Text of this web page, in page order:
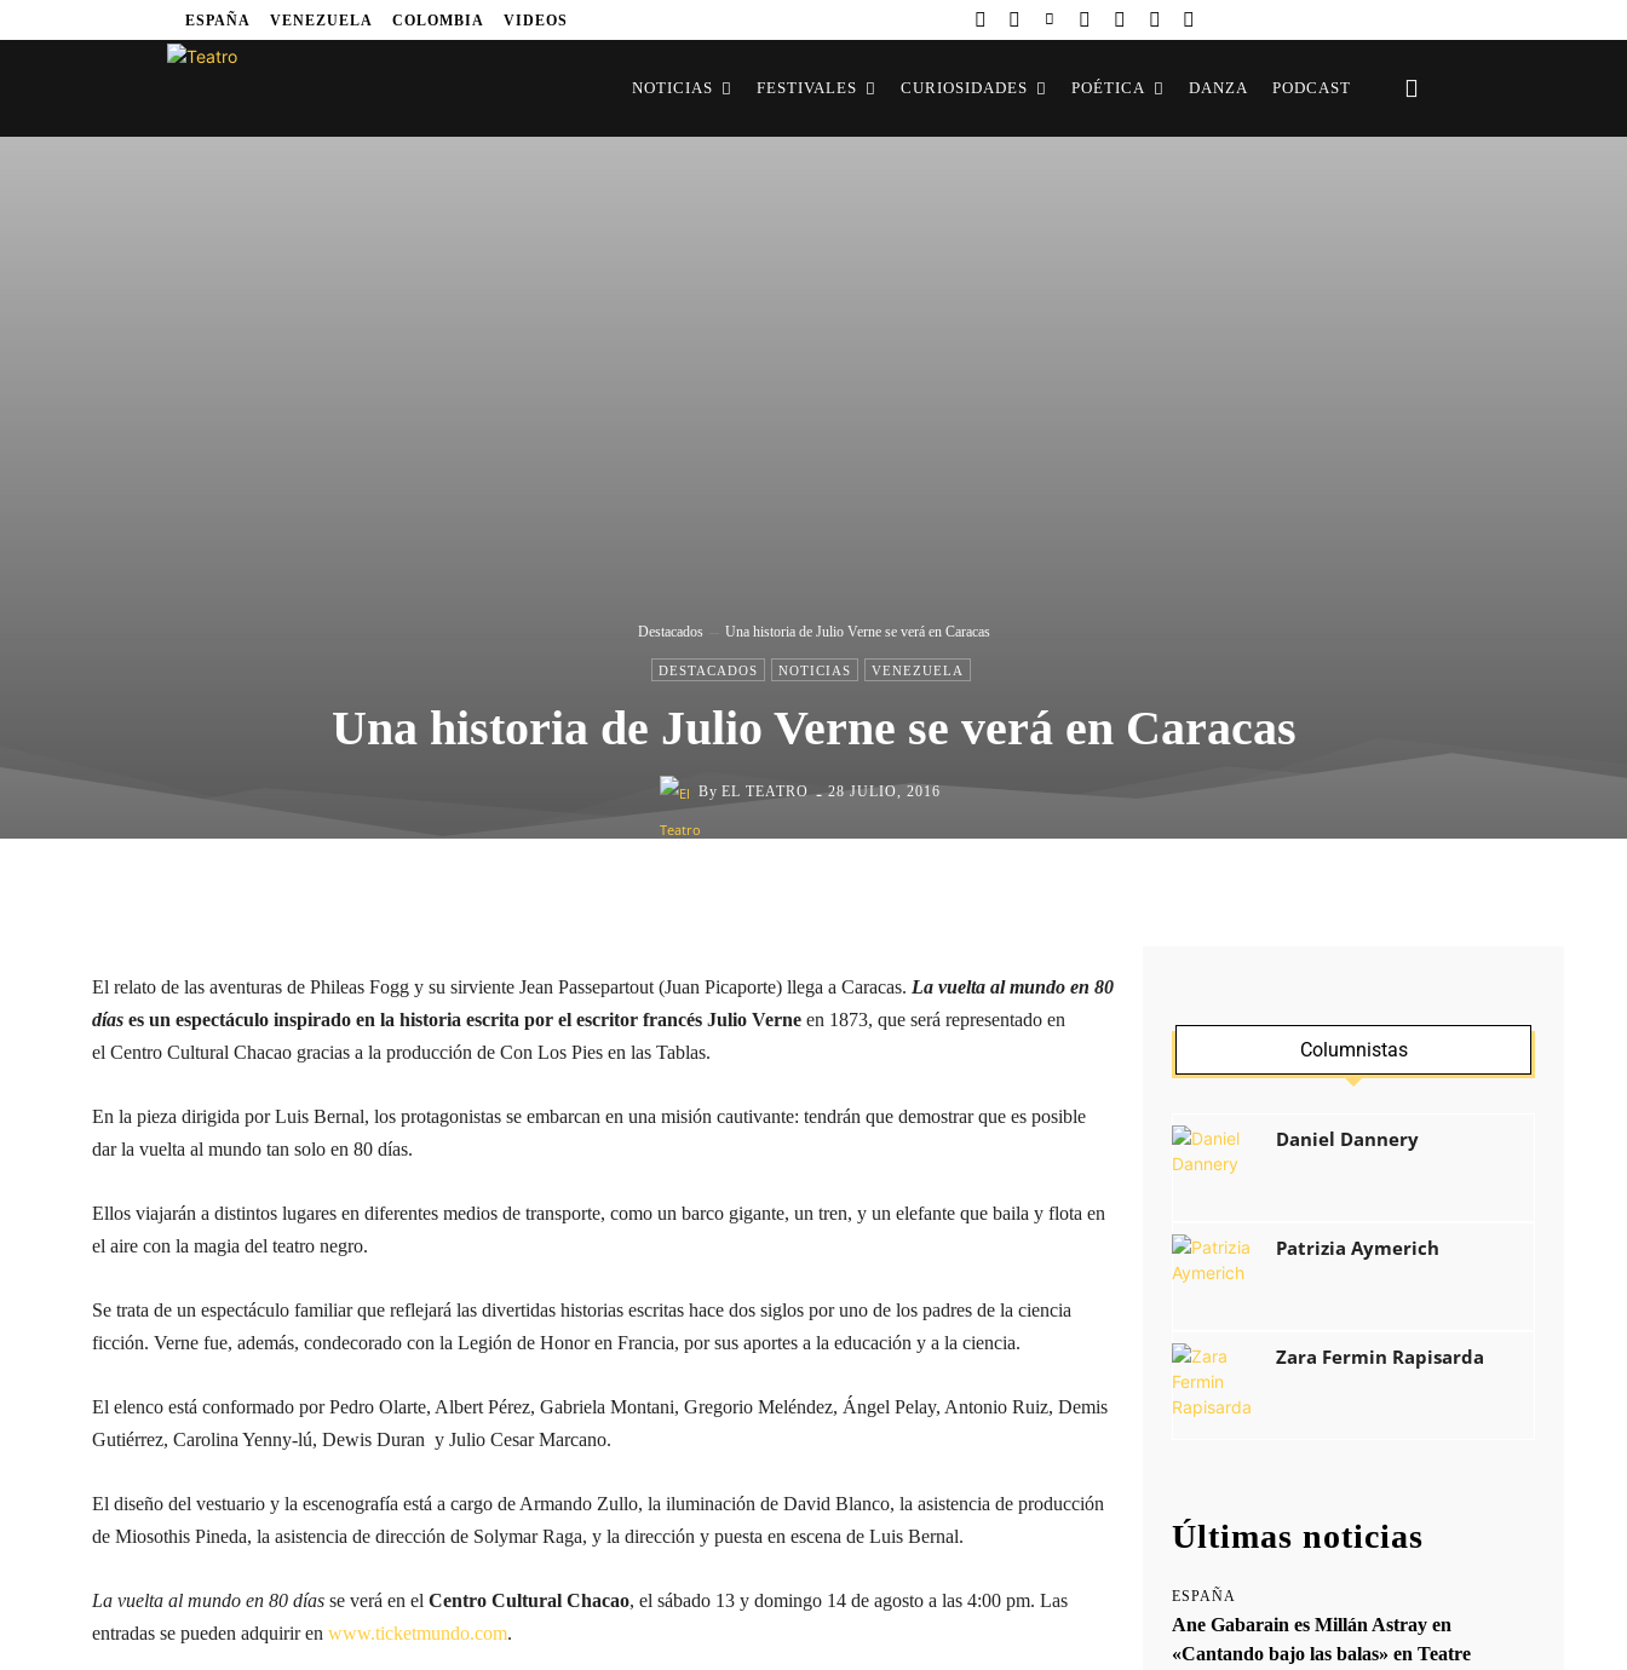
ESPAÑA VENEZUELA COLOMBIA VIDEOS
NOTICIAS FESTIVALES CURIOSIDADES POÉTICA DANZA PODCAST
Destacados Una historia de Julio Verne se verá en Caracas
DESTACADOS NOTICIAS VENEZUELA
Una historia de Julio Verne se verá en Caracas
By EL TEATRO - 28 JULIO, 2016
El relato de las aventuras de Phileas Fogg y su sirviente Jean Passepartout (Juan Picaporte) llega a Caracas. La vuelta al mundo en 80
días es un espectáculo inspirado en la historia escrita por el escritor francés Julio Verne en 1873, que será representado en
el Centro Cultural Chacao gracias a la producción de Con Los Pies en las Tablas.
En la pieza dirigida por Luis Bernal, los protagonistas se embarcan en una misión cautivante: tendrán que demostrar que es posible
dar la vuelta al mundo tan solo en 80 días.
Ellos viajarán a distintos lugares en diferentes medios de transporte, como un barco gigante, un tren, y un elefante que baila y flota en
el aire con la magia del teatro negro.
Se trata de un espectáculo familiar que reflejará las divertidas historias escritas hace dos siglos por uno de los padres de la ciencia
ficción. Verne fue, además, condecorado con la Legión de Honor en Francia, por sus aportes a la educación y a la ciencia.
El elenco está conformado por Pedro Olarte, Albert Pérez, Gabriela Montani, Gregorio Meléndez, Ángel Pelay, Antonio Ruiz, Demis
Gutiérrez, Carolina Yenny-lú, Dewis Duran y Julio Cesar Marcano.
El diseño del vestuario y la escenografía está a cargo de Armando Zullo, la iluminación de David Blanco, la asistencia de producción
de Miosothis Pineda, la asistencia de dirección de Solymar Raga, y la dirección y puesta en escena de Luis Bernal.
La vuelta al mundo en 80 días se verá en el Centro Cultural Chacao, el sábado 13 y domingo 14 de agosto a las 4:00 pm. Las
entradas se pueden adquirir en www.ticketmundo.com.
Columnistas
Daniel Dannery
Patrizia Aymerich
Zara Fermin Rapisarda
Últimas noticias
ESPAÑA
Ane Gabarain es Millán Astray en
«Cantando bajo las balas» en Teatre